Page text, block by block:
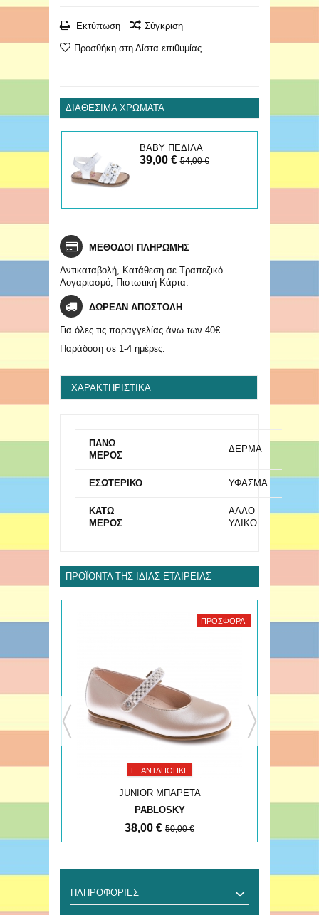
Εκτύπωση Σύγκριση
Προσθήκη στη Λίστα επιθυμίας
ΔΙΑΘΈΣΙΜΑ ΧΡΏΜΑΤΑ
ΒΑΒΥ ΠΕΔΙΛΑ
39,00 €54,00 €
ΜΕΘΟΔΟΙ ΠΛΗΡΩΜΗΣ
Αντικαταβολή, Κατάθεση σε Τραπεζικό
Λογαριασμό, Πιστωτική Κάρτα.
ΔΩΡΕΑΝ ΑΠΟΣΤΟΛΗ
Για όλες τις παραγγελίας άνω των 40€.
Παράδοση σε 1-4 ημέρες.
ΧΑΡΑΚΤΗΡΙΣΤΙΚΆ
ΠΑΝΩ
ΜΕΡΟΣ
ΔΕΡΜΑ
ΕΣΩΤΕΡΙΚΟ ΥΦΑΣΜΑ
ΚΑΤΩ
ΜΕΡΟΣ
ΑΛΛΟ
ΥΛΙΚΟ
ΠΡΟΪΌΝΤΑ ΤΗΣ ΊΔΙΑΣ ΕΤΑΙΡΕΊΑΣ
ΠΡΟΣΦΟΡΆ!
ΕΞΑΝΤΛΉΘΗΚΕ
JUNIOR ΜΠΑΡΕΤΑ
PABLOSKY
38,00 € 50,00 €
ΠΛΗΡΟΦΟΡΊΕΣ